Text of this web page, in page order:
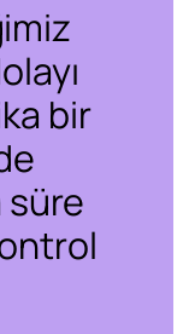
bir
süre